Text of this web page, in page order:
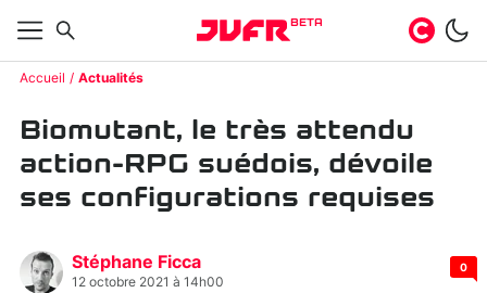
BETA
Accueil Actualités
Biomutant, le très attendu
action-RPG suédois, dévoile
ses configurations requises
Stéphane Ficca
12 octobre 2021 à 14h00
0